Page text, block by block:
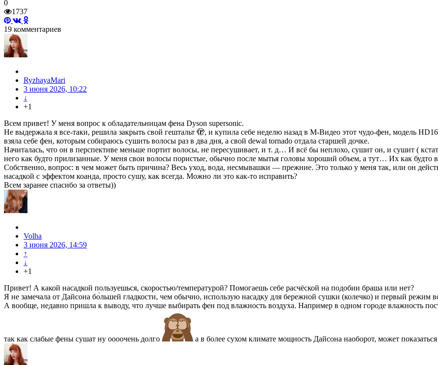
0
1737
19 комментариев
RyzhayaMari
3 июня 2026, 10:22
↓
+1
Всем привет! У меня вопрос к обладательницам фена Dyson supersonic.
Не выдержала я все-таки, решила закрыть свой гештальт 🫣, и купила себе неделю назад в М-Видео этот чудо-фен, модель
взяла себе фен, которым собираюсь сушить волосы раз в два дня, а свой dewal tornado отдала старшей дочке.
Начиталась, что он в перспективе меньше портит волосы, не пересушивает, и т. д… И всё бы неплохо, сушит он, и сушит (
него как будто прилизанные. У меня свои волосы пористые, обычно после мытья головы хороший объем, а тут… Их как будто
Собственно, вопрос: в чем может быть причина? Весь уход, вода, несмывашки — прежние. Это только у меня так, или он
насадкой с эффектом коанда, просто сушу, как всегда. Можно ли это как-то исправить?
Всем заранее спасибо за ответы))
Volha
3 июня 2026, 14:59
↑
↓
+1
Привет! А какой насадкой пользуешься, скоростью/температурой? Помогаешь себе расчёской на подобии браша или нет?
Я не замечала от Дайсона бо́льшей гладкости, чем обычно, использую насадку для бережной сушки (колечко) и первый режим
А вообще, недавно пришла к выводу, что лучше выбирать фен под влажность воздуха. Например в одном городе влажность
так как слабые фены сушат ну оооочень долго а в более сухом климате мощность Дайсона наоборот, может